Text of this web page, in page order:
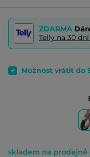
ZDARMA
Telly na 30
Možnost vrátit do
skladem na prodejně -